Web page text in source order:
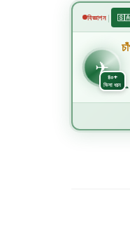
বিজ্ঞাপন | 🇸🇦
✈৪০+
ভিসা ধরন
✈️